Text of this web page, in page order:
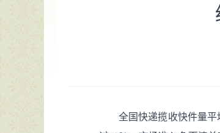
全国快递揽收快件量平